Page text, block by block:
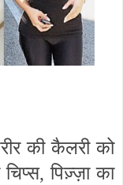
की कैलरी को
पिज़्ज़ा का